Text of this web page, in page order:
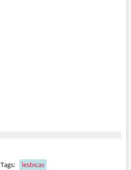
Tags: lesbicas